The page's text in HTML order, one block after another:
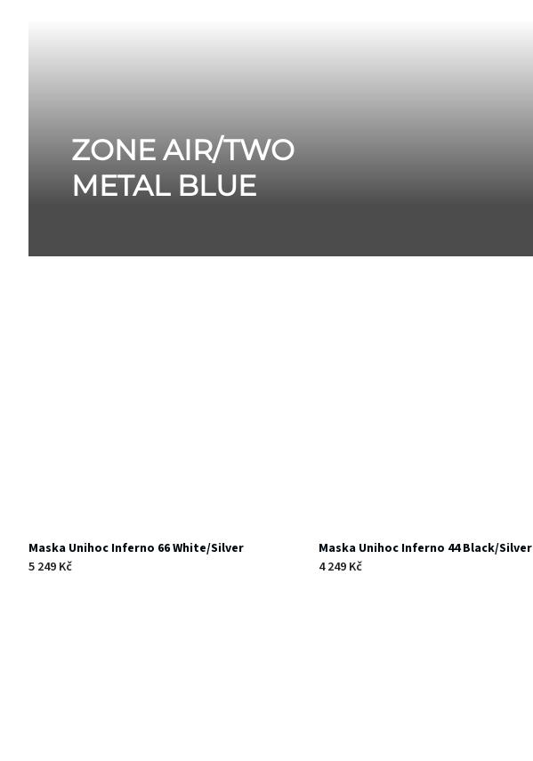
ZONE AIR/TWO
METAL BLUE
Maska Unihoc Inferno 66 White/Silver
5 249 Kč
Maska Unihoc Inferno 44 Black/Silver
4 249 Kč